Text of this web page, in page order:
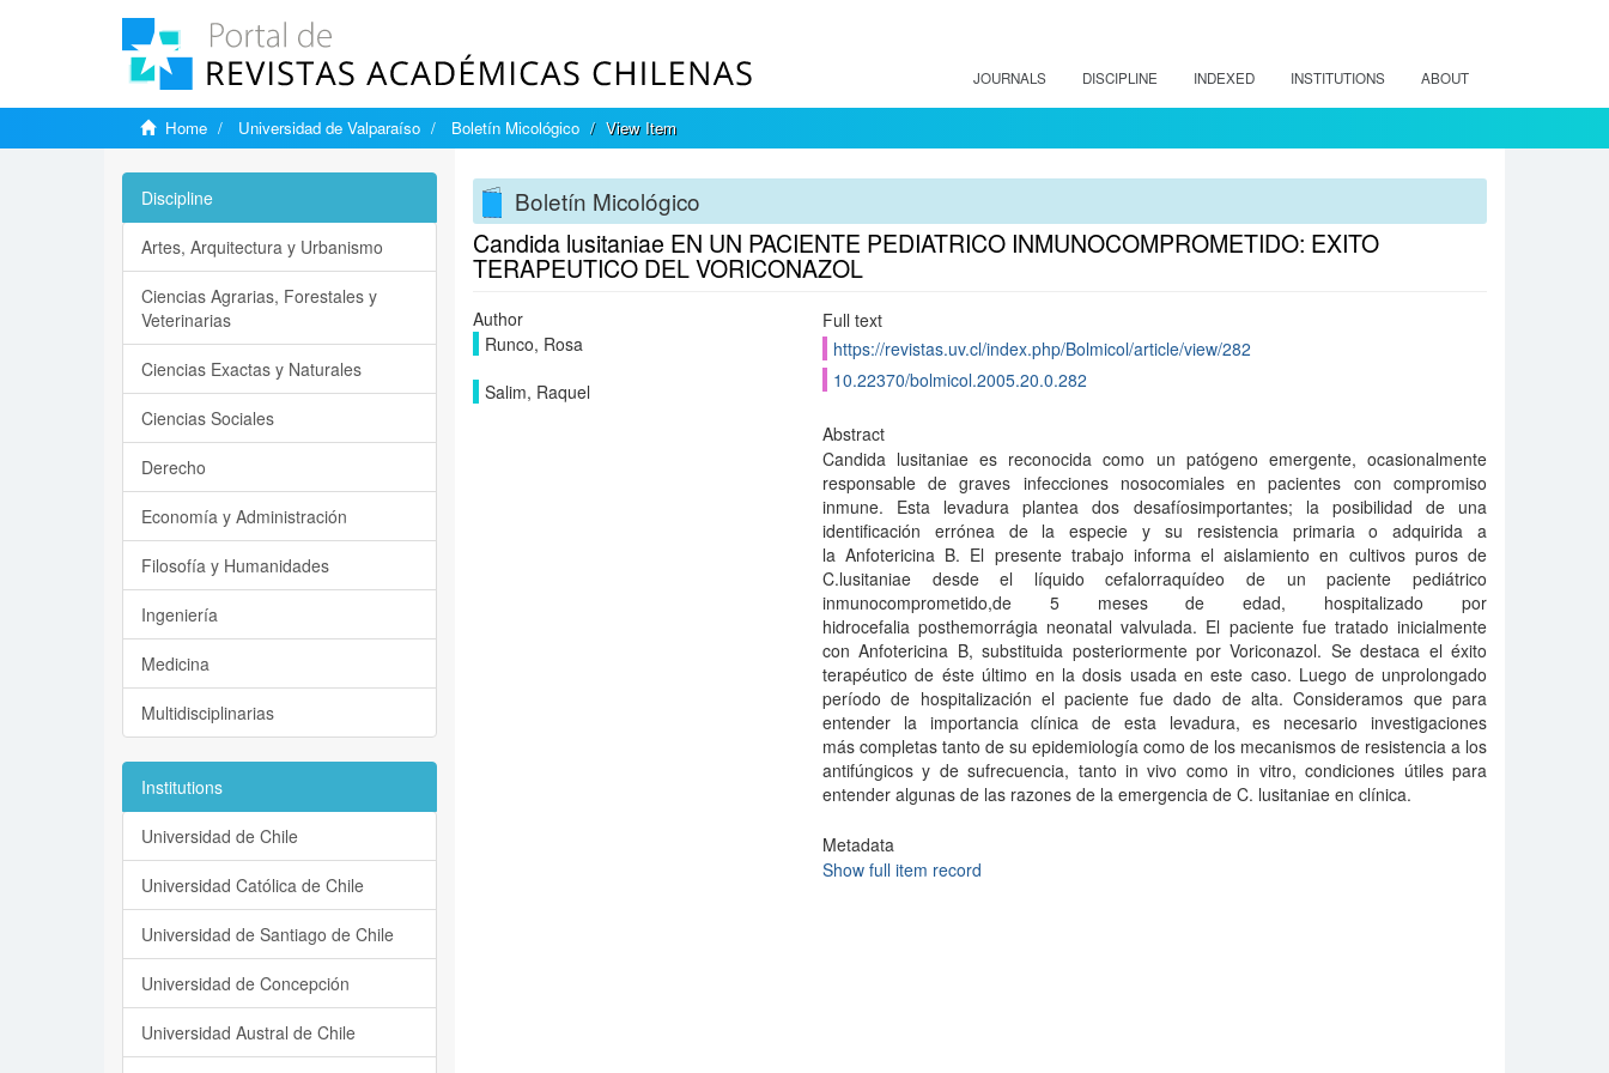
JOURNALS DISCIPLINE INDEXED INSTITUTIONS ABOUT
Home Universidad de Valparaíso Boletín Micológico View Item
Boletín Micológico
Candida lusitaniae EN UN PACIENTE PEDIATRICO INMUNOCOMPROMETIDO: EXITO
TERAPEUTICO DEL VORICONAZOL
Author
Runco, Rosa
Salim, Raquel
Full text
https://revistas.uv.cl/index.php/Bolmicol/article/view/282
10.22370/bolmicol.2005.20.0.282
Abstract
Candida lusitaniae es reconocida como un patógeno emergente, ocasionalmente
responsable de graves infecciones nosocomiales en pacientes con compromiso
inmune. Esta levadura plantea dos desafíosimportantes; la posibilidad de una
identificación errónea de la especie y su resistencia primaria o adquirida a
la Anfotericina B. El presente trabajo informa el aislamiento en cultivos puros de
C.lusitaniae desde el líquido cefalorraquídeo de un paciente pediátrico
inmunocomprometido,de 5 meses de edad, hospitalizado por
hidrocefalia posthemorrágia neonatal valvulada. El paciente fue tratado inicialmente
con Anfotericina B, substituida posteriormente por Voriconazol. Se destaca el éxito
terapéutico de éste último en la dosis usada en este caso. Luego de unprolongado
período de hospitalización el paciente fue dado de alta. Consideramos que para
entender la importancia clínica de esta levadura, es necesario investigaciones
más completas tanto de su epidemiología como de los mecanismos de resistencia a los
antifúngicos y de sufrecuencia, tanto in vivo como in vitro, condiciones útiles para
entender algunas de las razones de la emergencia de C. lusitaniae en clínica.
Metadata
Show full item record
Discipline
Artes, Arquitectura y Urbanismo
Ciencias Agrarias, Forestales y
Veterinarias
Ciencias Exactas y Naturales
Ciencias Sociales
Derecho
Economía y Administración
Filosofía y Humanidades
Ingeniería
Medicina
Multidisciplinarias
Institutions
Universidad de Chile
Universidad Católica de Chile
Universidad de Santiago de Chile
Universidad de Concepción
Universidad Austral de Chile